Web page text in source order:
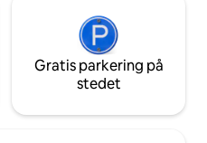
Gratis parkering på
stedet